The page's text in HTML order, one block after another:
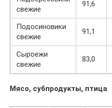
свежие
91,6
Подосиновики
свежие
91,1
Сыроежи
свежие
83,0
Мясо, субпродукты, птица